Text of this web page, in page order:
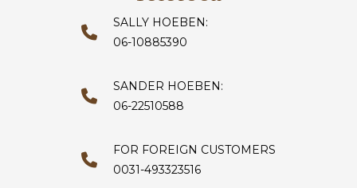
SALLY HOEBEN:
06-10885390
SANDER HOEBEN:
06-22510588
FOR FOREIGN CUSTOMERS
0031-493323516